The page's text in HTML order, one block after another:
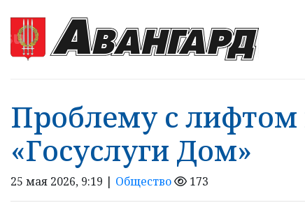
Проблему с
«Госуслуги Дом»
25 мая 2026, 9:19 | Общество 173